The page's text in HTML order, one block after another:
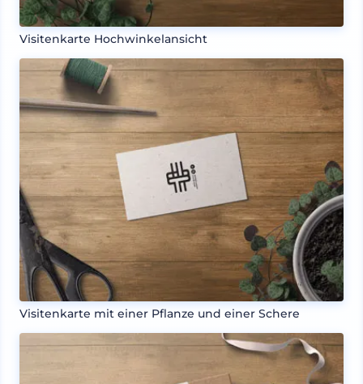
Visitenkarte Hochwinkelansicht
Visitenkarte mit einer Pflanze und einer Schere